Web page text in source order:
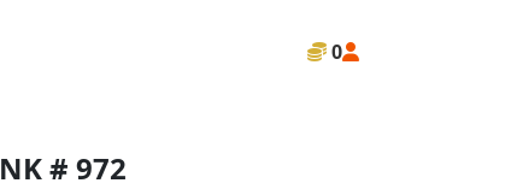
0
# 972